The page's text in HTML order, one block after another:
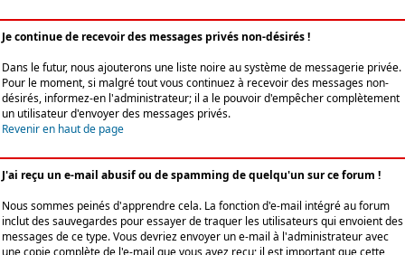
Je continue de recevoir des messages privés non-désirés !
Dans le futur, nous ajouterons une liste noire au système de messagerie privée.
Pour le moment, si malgré tout vous continuez à recevoir des messages non-
désirés, informez-en l'administrateur; il a le pouvoir d'empêcher complètement
un utilisateur d'envoyer des messages privés.
Revenir en haut de page
J'ai reçu un e-mail abusif ou de spamming de quelqu'un sur ce forum !
Nous sommes peinés d'apprendre cela. La fonction d'e-mail intégré au forum
inclut des sauvegardes pour essayer de traquer les utilisateurs qui envoient des
messages de ce type. Vous devriez envoyer un e-mail à l'administrateur avec